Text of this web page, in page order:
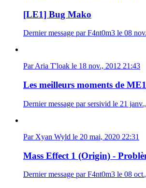
[LE1] Bug Mako
Dernier message par F4nt0m3 le 08
Par Aria T'loak le 18 nov., 2012 21:43
Les meilleurs moments de ME1
Dernier message par sersivid le 21
Par Xyan Wyld le 20 mai, 2020 22:31
Mass Effect 1 (Origin) -
Dernier message par F4nt0m3 le 08